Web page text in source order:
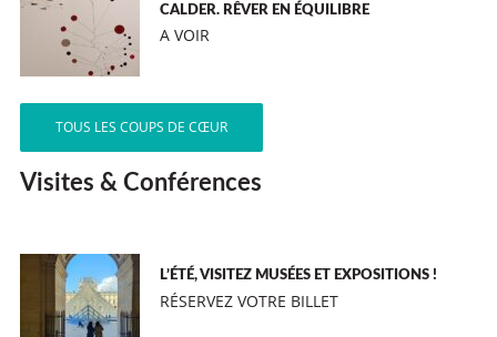
CALDER. RÊVER EN ÉQUILIBRE
A VOIR
TOUS LES COUPS DE CŒUR
Visites & Conférences
L’ÉTÉ, VISITEZ MUSÉES ET EXPOSITIONS !
RÉSERVEZ VOTRE BILLET